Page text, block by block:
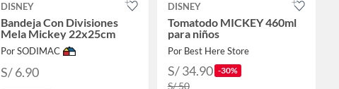
DISNEY
Bandeja Con Divisiones
Mela Mickey 22x25cm
Por SODIMAC
S/ 6.90
DISNEY
Tomatodo MICKEY 460ml
para niños
Por Best Here Store
S/ 34.90 -30%
S/ 50